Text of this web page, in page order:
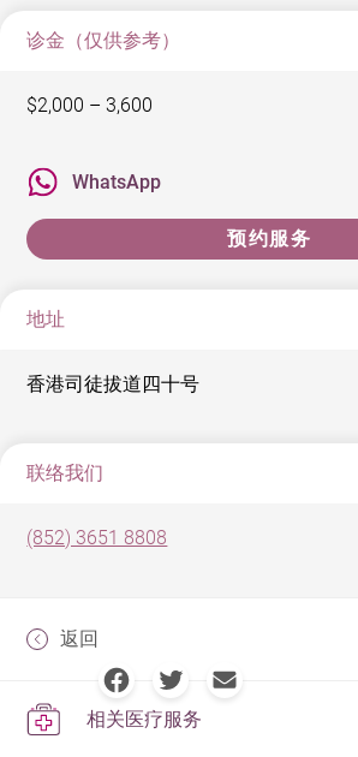
诊金（仅供参考）
$2,000 – 3,600
WhatsApp
预约服务
地址
香港司徒拔道四十号
联络我们
(852) 3651 8808
返回
相关医疗服务